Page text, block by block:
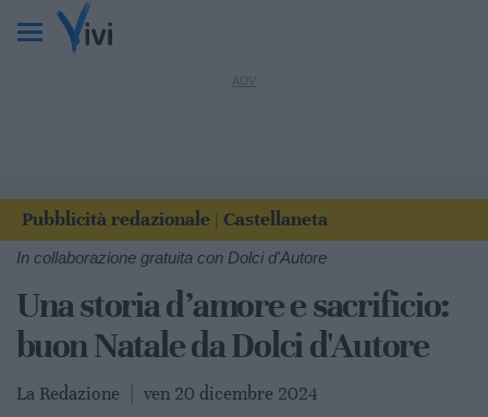
Pubblicità redazionale Castellaneta
In collaborazione gratuita con Dolci d'Autore
Una storia d’amore e sacrificio:
buon Natale da Dolci d'Autore
La Redazione ven 20 dicembre 2024